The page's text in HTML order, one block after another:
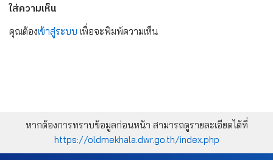
ใส่ความเห็น
คุณต้องเข้าสู่ระบบ เพื่อจะพิมพ์ความเห็น
หากต้องการทราบข้อมูลก่อนหน้า สามารถดูรายละเอียดได้ที่
https://oldmekhala.dwr.go.th/index.php